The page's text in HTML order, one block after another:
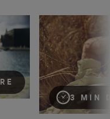
f/1.8 S Plena
3 MIN
Tirez le meilleur